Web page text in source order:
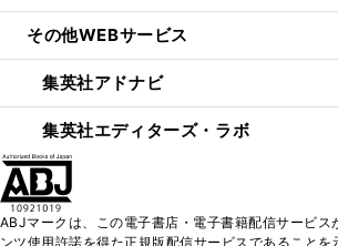
その他WEBサービス
集英社アドナビ
集英社エディターズ・ラボ
ABJマークは、この電子書店・電子書籍配信サービス
ンツ使用許諾を得た正規版配信サービスであることを